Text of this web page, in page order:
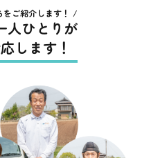
ご紹介します！
人ひとりが
します！